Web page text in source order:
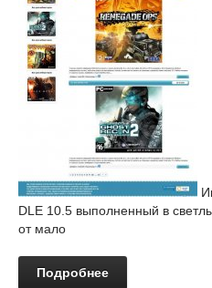
DLE 10.5 выполненный в
от мало
Подробнее